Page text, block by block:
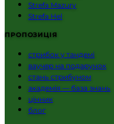
Strefa Mazury
Strefa Hel
ПРОПОЗИЦІЯ
стрибок у тандемі
ваучер на подарунок
стань стрибуном
академія — база знань
цінник
блог